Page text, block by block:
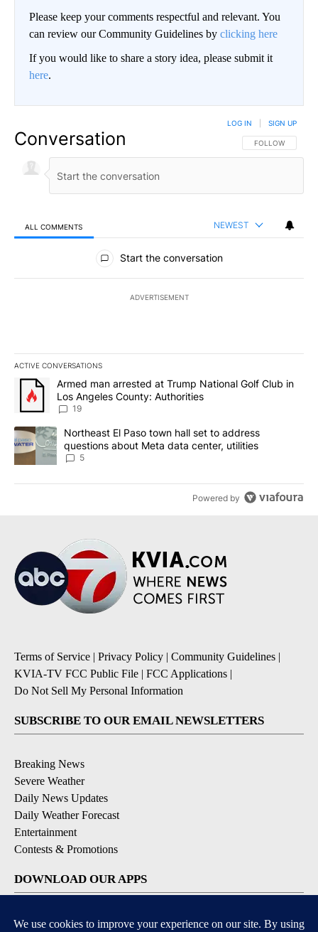
Please keep your comments respectful and relevant. You
can review our Community Guidelines by clicking here
If you would like to share a story idea, please submit it
here.
Conversation FOLLOW THIS
FOLLOW
LOG IN SIGN UP
ALL COMMENTS NEWEST
All Comments
Start the conversation
ADVERTISEMENT
ACTIVE CONVERSATIONS
The following is a list of the most commented articles in the last
A trending article titled "Armed man arrested at Trump National
Armed man arrested at Trump National Golf Club in
Los Angeles County: Authorities
19
A trending article titled "Northeast El Paso town hall set to
Northeast El Paso town hall set to address
questions about Meta data center, utilities
5
Powered by
Terms of Service | Privacy Policy | Community Guidelines |
KVIA-TV FCC Public File | FCC Applications |
Do Not Sell My Personal Information
SUBSCRIBE TO OUR EMAIL NEWSLETTERS
Breaking News
Severe Weather
Daily News Updates
Daily Weather Forecast
Entertainment
Contests & Promotions
DOWNLOAD OUR APPS
Available for iOS and Android